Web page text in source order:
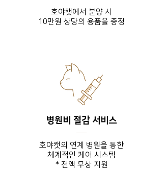
호야캣에서 분양 시
10만원 상당의 용품을 증정
병원비 절감 서비스
호야캣의 연계 병원을 통한
체계적인 케어 시스템
* 전액 무상 지원